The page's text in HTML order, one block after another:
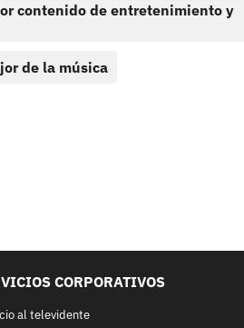
contenido de entretenimiento y
de la música
CORPORATIVOS
al televidente